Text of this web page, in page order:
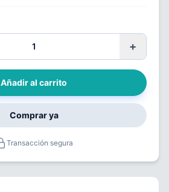
+
Añadir al carrito
Comprar ya
Transacción segura